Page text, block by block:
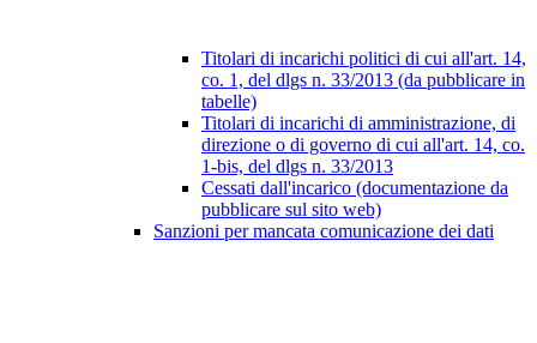
Titolari di incarichi politici di cui all'art. 14,
co. 1, del dlgs n. 33/2013 (da pubblicare in
tabelle)
Titolari di incarichi di amministrazione, di
direzione o di governo di cui all'art. 14, co.
1-bis, del dlgs n. 33/2013
Cessati dall'incarico (documentazione da
pubblicare sul sito web)
Sanzioni per mancata comunicazione dei dati